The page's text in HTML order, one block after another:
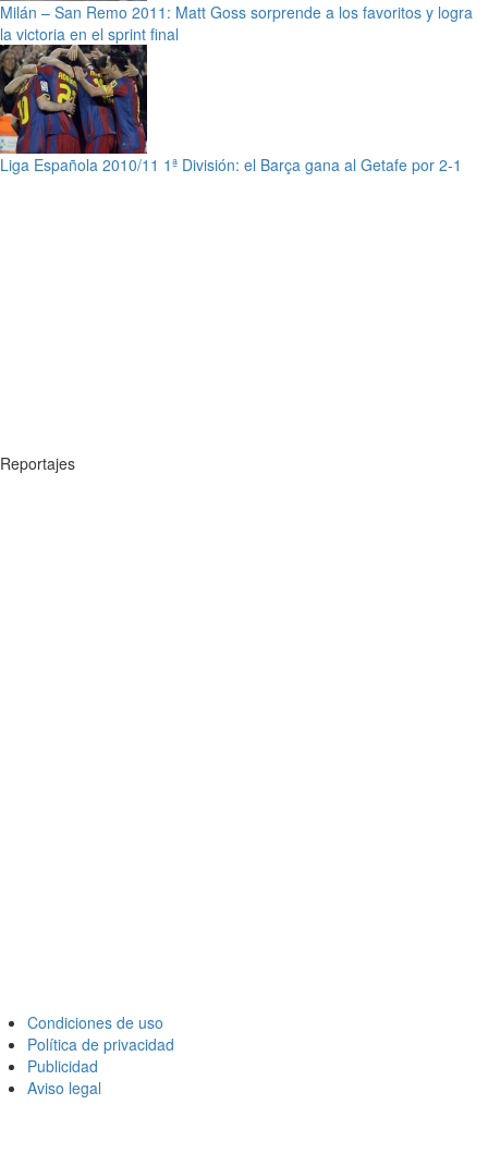
Milán – San Remo 2011: Matt Goss sorprende a los favoritos y logra
la victoria en el sprint final
Liga Española 2010/11 1ª División: el Barça gana al Getafe por 2-1
Reportajes
Condiciones de uso
Política de privacidad
Publicidad
Aviso legal